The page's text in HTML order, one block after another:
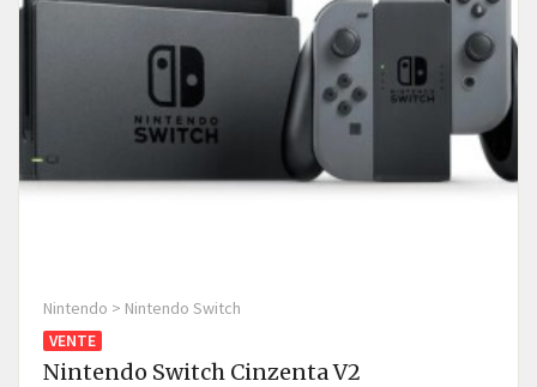
Nintendo > Nintendo Switch
VENTE
Nintendo Switch Cinzenta V2